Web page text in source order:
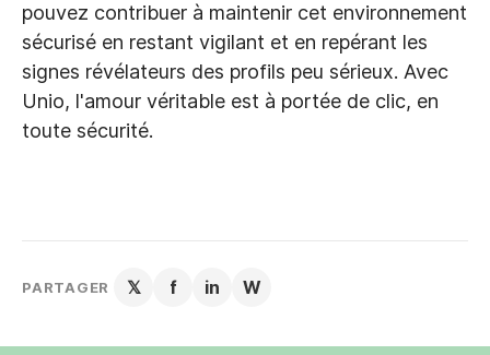
pouvez contribuer à maintenir cet environnement
sécurisé en restant vigilant et en repérant les
signes révélateurs des profils peu sérieux. Avec
Unio, l'amour véritable est à portée de clic, en
toute sécurité.
PARTAGER 𝕏 f in W